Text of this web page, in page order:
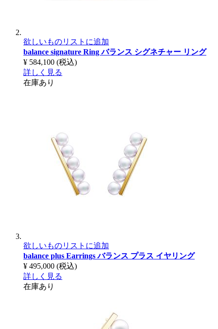
欲しいものリストに追加
balance signature Ringバランス シグネチャー リング
¥ 584,100 (税込)
詳しく見る
在庫あり
欲しいものリストに追加
balance plus Earringsバランス プラス イヤリング
¥ 495,000 (税込)
詳しく見る
在庫あり